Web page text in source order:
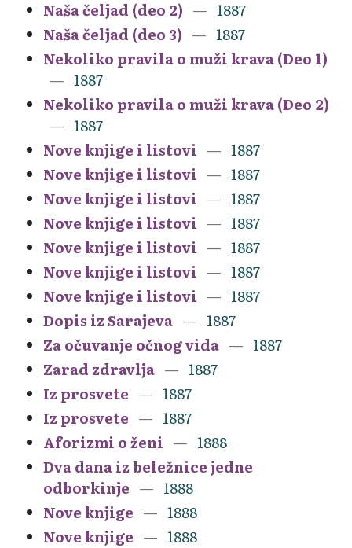
Naša čeljad (deo 2)
1887
Naša čeljad (deo 3)
1887
Nekoliko pravila o muži krava (Deo 1)
1887
Nekoliko pravila o muži krava (Deo 2)
1887
Nove knjige i listovi
1887
Nove knjige i listovi
1887
Nove knjige i listovi
1887
Nove knjige i listovi
1887
Nove knjige i listovi
1887
Nove knjige i listovi
1887
Nove knjige i listovi
1887
Dopis iz Sarajeva
1887
Za očuvanje očnog vida
1887
Zarad zdravlja
1887
Iz prosvete
1887
Iz prosvete
1887
Aforizmi o ženi
1888
Dva dana iz beležnice jedne
odborkinje
1888
Nove knjige
1888
Nove knjige
1888